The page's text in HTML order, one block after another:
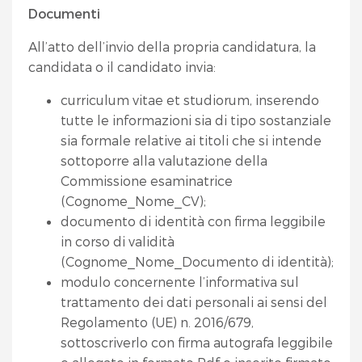
Documenti
All’atto dell’invio della propria candidatura, la
candidata o il candidato invia:
curriculum vitae et studiorum, inserendo
tutte le informazioni sia di tipo sostanziale
sia formale relative ai titoli che si intende
sottoporre alla valutazione della
Commissione esaminatrice
(Cognome_Nome_CV);
documento di identità con firma leggibile
in corso di validità
(Cognome_Nome_Documento di identità);
modulo concernente l’informativa sul
trattamento dei dati personali ai sensi del
Regolamento (UE) n. 2016/679,
sottoscriverlo con firma autografa leggibile